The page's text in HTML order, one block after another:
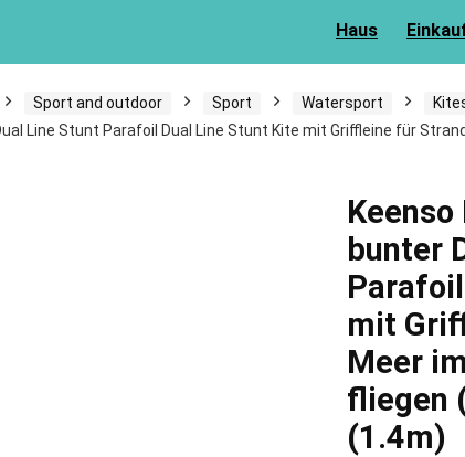
Haus
Sport and outdoor Sport Watersport
Line Stunt Parafoil Dual Line Stunt Kite mit Griffleine für
bunter
mit
Meer
fliegen
(1.4m)